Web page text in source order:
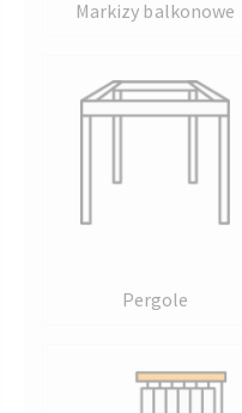
Markizy balkonowe
Pergole